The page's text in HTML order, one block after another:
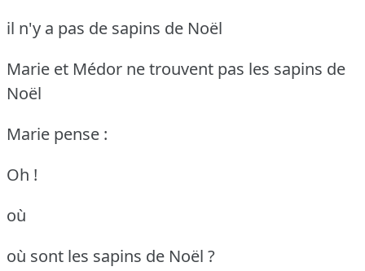
il n'y a pas de sapins de Noël
Marie et Médor ne trouvent pas les sapins de
Noël
Marie pense :
Oh !
où
où sont les sapins de Noël ?